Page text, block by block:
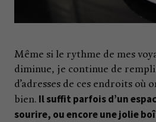
Même si le rythme de mes
diminue, je continue de
d’adresses de ces endroits où
bien. Il suffit parfois d’un
sourire, ou encore une jolie